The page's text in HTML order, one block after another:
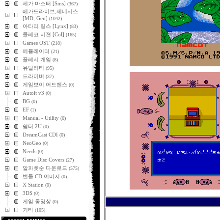
세가 마스터 [Sms] (367)
메가드라이브,제네시스
[MD, Gen] (1042)
아타리 링스 [Lynx] (83)
콜레코 비젼 [Col] (165)
Games OST (218)
에뮬레이터 (21)
플레시 게임 (8)
유틸리티 (95)
드라이버 (37)
게임보이 어드벤스 (0)
Autoit v3 (0)
BG (0)
EF (1)
Manual - Utility (0)
쉼터 2U (0)
DreamCast CDI (0)
NeoGeo (0)
Needs (0)
Game Disc Covers (27)
알파벳순 다운로드 (575)
번들 CD 이미지 (0)
X Station (0)
3DS (0)
게임 동영상 (0)
기타 (105)